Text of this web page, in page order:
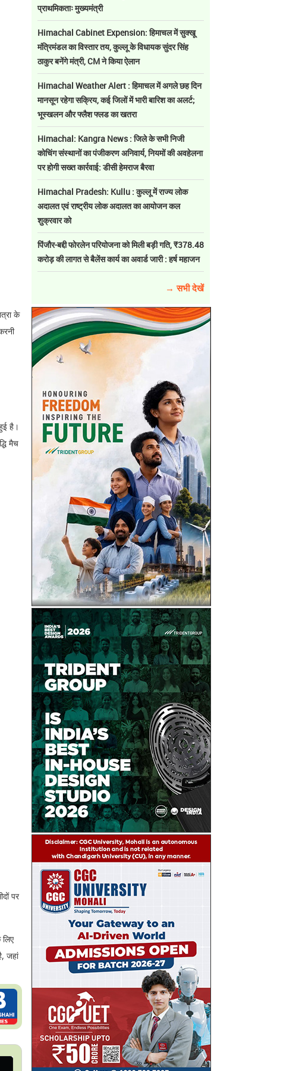
के
है।
मैच
पर
जहां
प्राथमिकताः मुख्यमंत्री
Himachal Cabinet Expension: हिमाचल में सुक्खू
मंत्रिमंडल का विस्तार तय, कुल्लू के विधायक सुंदर सिंह
ठाकुर बनेंगे मंत्री, CM ने किया ऐलान
Himachal Weather Alert : हिमाचल में अगले छह दिन
मानसून रहेगा सक्रिय, कई जिलों में भारी बारिश का अलर्ट;
भूस्खलन और फ्लैश फ्लड का खतरा
Himachal: Kangra News : जिले के सभी निजी
कोचिंग संस्थानों का पंजीकरण अनिवार्य, नियमों की अवहेलना
पर होगी सख्त कार्रवाई: डीसी हेमराज बैरवा
Himachal Pradesh: Kullu : कुल्लू में राज्य लोक
अदालत एवं राष्ट्रीय लोक अदालत का आयोजन कल
शुक्रवार को
पिंजौर-बद्दी फोरलेन परियोजना को मिली बड़ी गति, ₹378.48
करोड़ की लागत से बैलेंस कार्य का अवार्ड जारी : हर्ष महाजन
→ सभी देखें